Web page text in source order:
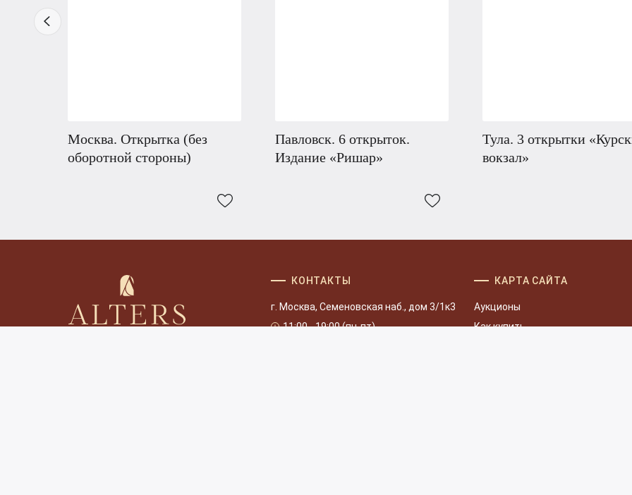
Москва. Открытка (без
оборотной стороны)
Павловск. 6 открыток.
Издание «Ришар»
Тула. 3 открытки
вокзал»
КОНТАКТЫ
г. Москва, Семеновская наб., дом 3/1к3
11:00 - 19:00 (пн-пт)
КАРТА САЙТА
Аукционы
Как купить